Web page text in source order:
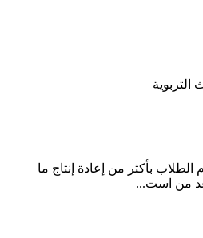
بأكثر من إعادة إنتاج ما
من است...